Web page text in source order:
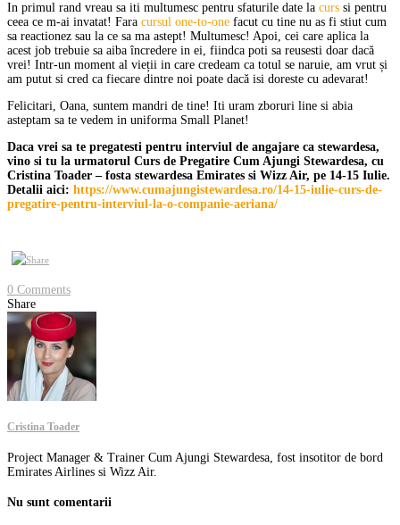
In primul rand vreau sa iti multumesc pentru sfaturile date la curs si pentru
ceea ce m-ai invatat! Fara cursul one-to-one facut cu tine nu as fi stiut cum
sa reactionez sau la ce sa ma astept! Multumesc! Apoi, cei care aplica la
acest job trebuie sa aiba încredere in ei, fiindca poti sa reusesti doar dacă
vrei! Intr-un moment al vieții in care credeam ca totul se naruie, am vrut și
am putut si cred ca fiecare dintre noi poate dacă isi doreste cu adevarat!
Felicitari, Oana, suntem mandri de tine! Iti uram zboruri line si abia
asteptam sa te vedem in uniforma Small Planet!
Daca vrei sa te pregatesti pentru interviul de angajare ca stewardesa,
vino si tu la urmatorul Curs de Pregatire Cum Ajungi Stewardesa, cu
Cristina Toader – fosta stewardesa Emirates si Wizz Air, pe 14-15 Iulie.
Detalii aici: https://www.cumajungistewardesa.ro/14-15-iulie-curs-de-
pregatire-pentru-interviul-la-o-companie-aeriana/
0 Comments
Share
Cristina Toader
Project Manager & Trainer Cum Ajungi Stewardesa, fost insotitor de bord
Emirates Airlines si Wizz Air.
Nu sunt comentarii